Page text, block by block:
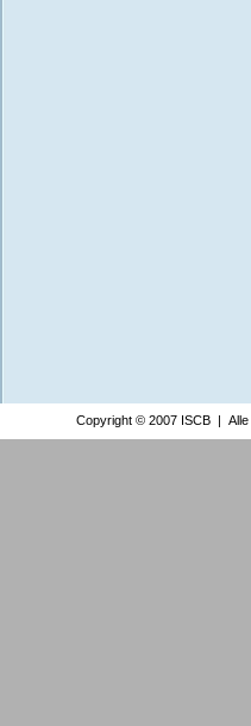
Copyright © 2007 ISCB |